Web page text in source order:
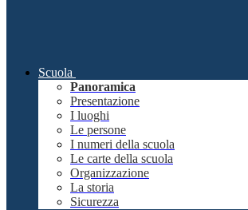
Scuola
Panoramica
Presentazione
I luoghi
Le persone
I numeri della scuola
Le carte della scuola
Organizzazione
La storia
Sicurezza